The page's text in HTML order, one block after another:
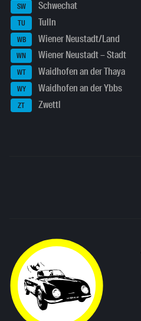
SW Schwechat
TU Tulln
WB Wiener Neustadt/Land
WN Wiener Neustadt – Stadt
WT Waidhofen an der Thaya
WY Waidhofen an der Ybbs
ZT Zwettl